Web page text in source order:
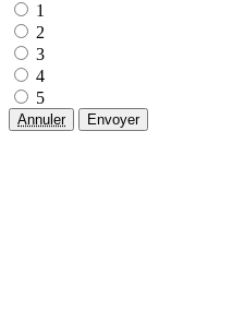
1
2
3
4
5
Annuler Envoyer